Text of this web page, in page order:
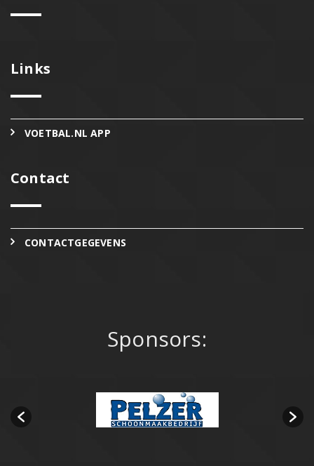
Links
VOETBAL.NL APP
Contact
CONTACTGEGEVENS
Sponsors: